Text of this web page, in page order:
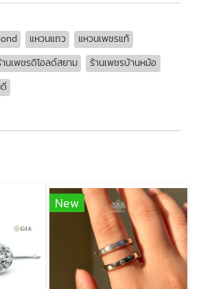
แหวนแถว
แหวนเพชรแท้
นเพชรดิโอลด์สยาม
ร้านเพชรบ้านหม้อ
New